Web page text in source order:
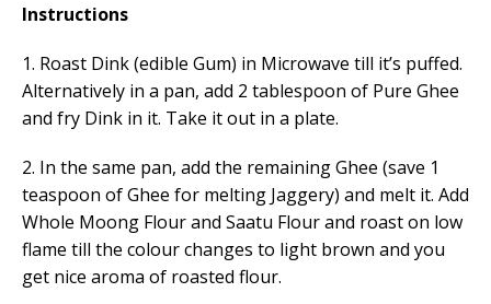
Instructions
1. Roast Dink (edible Gum) in Microwave till it’s puffed.
Alternatively in a pan, add 2 tablespoon of Pure Ghee
and fry Dink in it. Take it out in a plate.
2. In the same pan, add the remaining Ghee (save 1
teaspoon of Ghee for melting Jaggery) and melt it. Add
Whole Moong Flour and Saatu Flour and roast on low
flame till the colour changes to light brown and you
get nice aroma of roasted flour.